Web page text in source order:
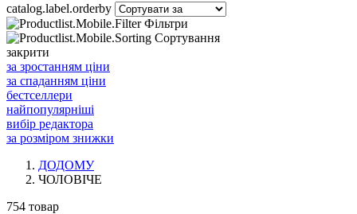
catalog.label.orderby
Фільтри
Сортування
закрити
за зростанням ціни
за спаданням ціни
бестселлери
найпопулярніші
вибір редактора
за розміром знижки
ДОДОМУ
ЧОЛОВІЧЕ
754 товар